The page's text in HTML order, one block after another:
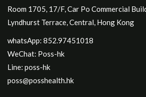
Room 1705, 17/F, Car Po Commercial
Lyndhurst Terrace, Central, Hong Kong
whatsApp: 852.97451018
WeChat: Poss-hk
Line: poss-hk
poss@posshealth.hk